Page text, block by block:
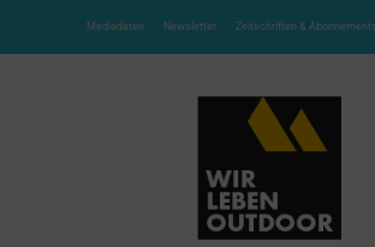
Mediadaten Newsletter Zeitschriften & Abonnements